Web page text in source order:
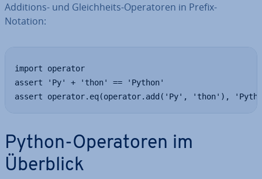
Additions- und Gleich­heits-Ope­ra­to­ren in Prefix-
Notation:
import operator
assert 'Py' + 'thon' == 'Python'
assert operator.eq(operator.add('Py', 'thon'),
Python-Ope­ra­to­ren im
Überblick